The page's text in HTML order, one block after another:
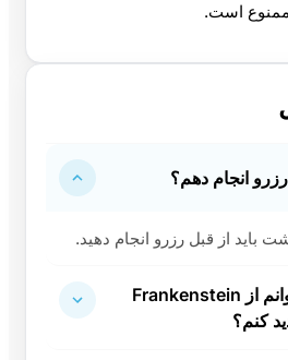
ممنوع است.
انجام دهم؟
باید از قبل رزرو انجام دهید.
در چه روزهایی می‌توانم از Frankenstein